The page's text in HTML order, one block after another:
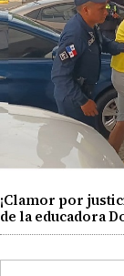
¡Clamor por
de la educadora